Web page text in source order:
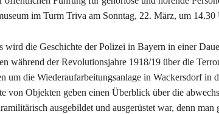
im Turm Triva am Sonntag, 22. März, um
wird die Geschichte der Polizei in Bayern in einer
während der Revolutionsjahre 1918/19 über die
um die Wiederaufarbeitungsanlage in Wackersdorf in
von Objekten geben einen Überblick über die
ausgebildet und ausgerüstet war, denn